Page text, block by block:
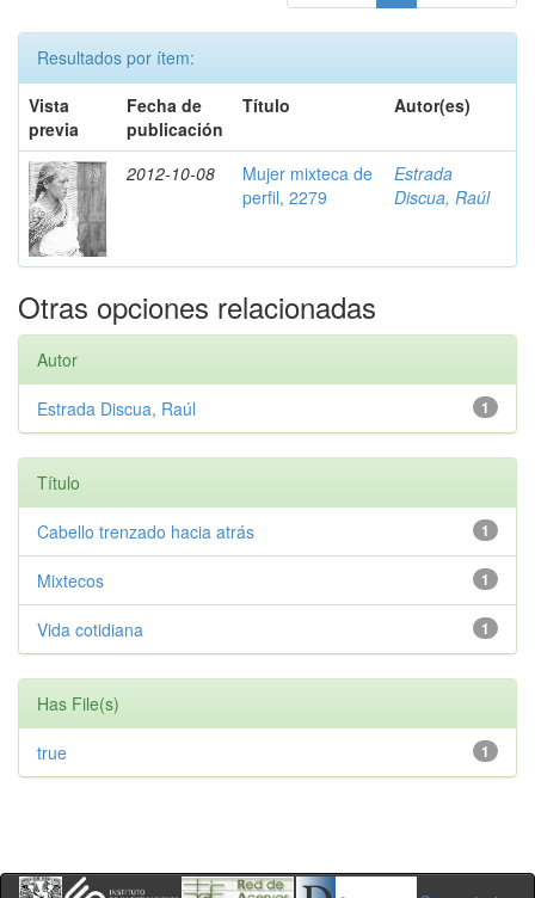
Resultados por ítem:
Vista
previa
Fecha de
publicación
Título Autor(es)
2012-10-08
Mujer mixteca de
perfil, 2279
Estrada
Discua, Raúl
Otras opciones relacionadas
Autor
1
Estrada Discua, Raúl
Título
1
Cabello trenzado hacia atrás
1
Mixtecos
1
Vida cotidiana
Has File(s)
1
true